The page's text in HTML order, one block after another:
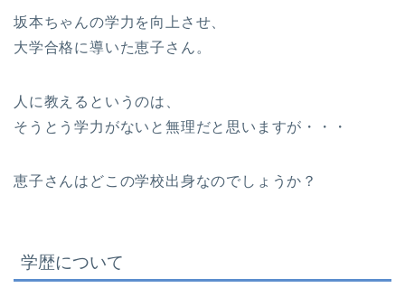
坂本ちゃんの学力を向上させ、
大学合格に導いた恵子さん。
人に教えるというのは、
そうとう学力がないと無理だと思いますが・・・
恵子さんはどこの学校出身なのでしょうか？
学歴について